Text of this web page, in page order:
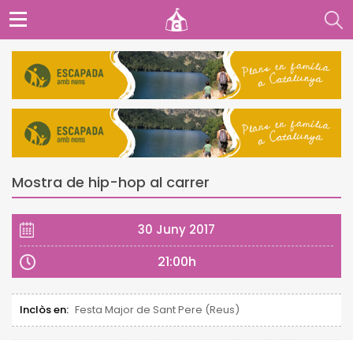
Mostra de hip-hop al carrer
30 Juny 2017
21:00h
Inclòs en: Festa Major de Sant Pere (Reus)